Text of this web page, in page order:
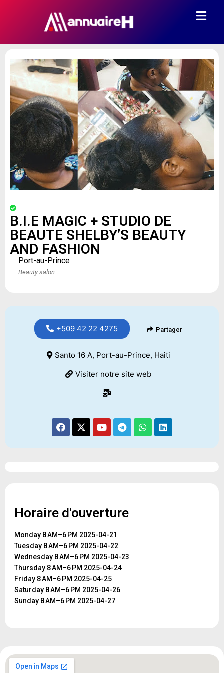
B.I.E MAGIC + STUDIO DE
BEAUTE SHELBY’S BEAUTY
AND FASHION
Port-au-Prince
Beauty salon
+509 42 22 4275 Partager
Santo 16 A, Port-au-Prince, Haiti
Visiter notre site web
Horaire d'ouverture
Monday 8 AM–6 PM 2025-04-21
Tuesday 8 AM–6 PM 2025-04-22
Wednesday 8 AM–6 PM 2025-04-23
Thursday 8 AM–6 PM 2025-04-24
Friday 8 AM–6 PM 2025-04-25
Saturday 8 AM–6 PM 2025-04-26
Sunday 8 AM–6 PM 2025-04-27